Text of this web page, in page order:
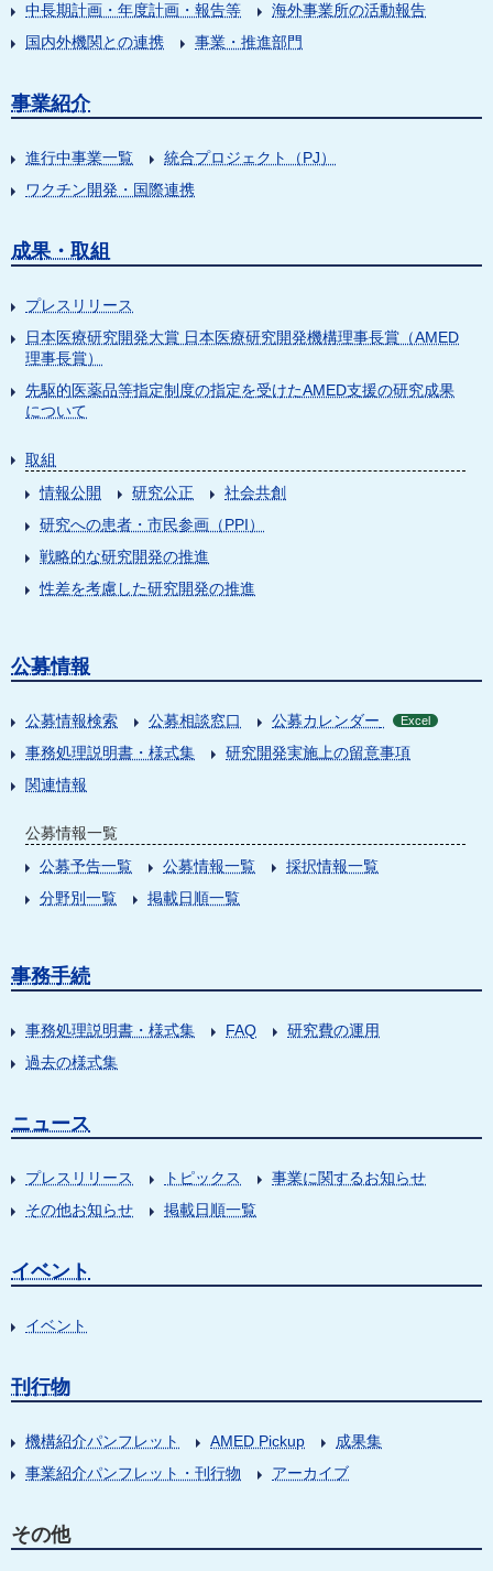
中長期計画・年度計画・報告等
海外事業所の活動報告
国内外機関との連携
事業・推進部門
事業紹介
進行中事業一覧
統合プロジェクト（PJ）
ワクチン開発・国際連携
成果・取組
プレスリリース
日本医療研究開発大賞 日本医療研究開発機構理事長賞（AMED
理事長賞）
先駆的医薬品等指定制度の指定を受けたAMED支援の研究成果
について
取組
情報公開
研究公正
社会共創
研究への患者・市民参画（PPI）
戦略的な研究開発の推進
性差を考慮した研究開発の推進
公募情報
公募情報検索 公募相談窓口 公募カレンダー Excel
事務処理説明書・様式集
研究開発実施上の留意事項
関連情報
公募情報一覧
公募予告一覧
公募情報一覧
採択情報一覧
分野別一覧
掲載日順一覧
事務手続
事務処理説明書・様式集 FAQ
研究費の運用
過去の様式集
ニュース
プレスリリース トピックス
事業に関するお知らせ
その他お知らせ
掲載日順一覧
イベント
イベント
刊行物
機構紹介パンフレット AMED Pickup
成果集
事業紹介パンフレット・刊行物
アーカイブ
その他